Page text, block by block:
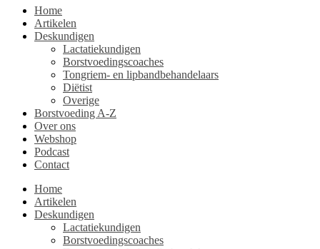
Home
Artikelen
Deskundigen
Lactatiekundigen
Borstvoedingscoaches
Tongriem- en lipbandbehandelaars
Diëtist
Overige
Borstvoeding A-Z
Over ons
Webshop
Podcast
Contact
Home
Artikelen
Deskundigen
Lactatiekundigen
Borstvoedingscoaches